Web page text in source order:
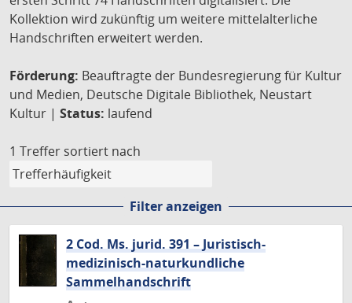
Kollektion wird zukünftig um weitere mittelalterliche
Handschriften erweitert werden.
Förderung: Beauftragte der Bundesregierung für Kultur
und Medien, Deutsche Digitale Bibliothek, Neustart
Kultur | Status: laufend
1 Treffer sortiert nach
Filter anzeigen
2 Cod. Ms. jurid. 391 – Juristisch-
medizinisch-naturkundliche
Sammelhandschrift